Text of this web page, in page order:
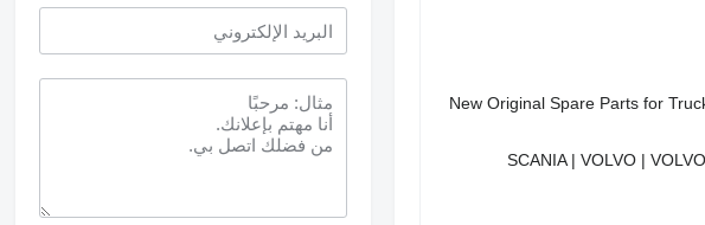
New Original Spare Parts for
SCANIA | VOLVO |